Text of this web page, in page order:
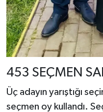
453 SEÇMEN
Üç adayın yarıştığı
seçmen oy kullandı.